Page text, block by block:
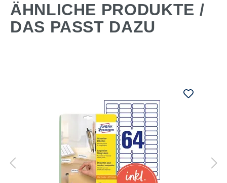
ÄHNLICHE PRODUKTE /
DAS PASST DAZU